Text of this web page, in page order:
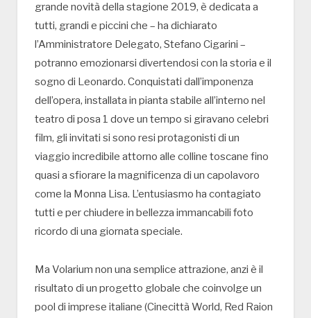
grande novità della stagione 2019, è dedicata a
tutti, grandi e piccini che – ha dichiarato
l’Amministratore Delegato, Stefano Cigarini –
potranno emozionarsi divertendosi con la storia e il
sogno di Leonardo. Conquistati dall’imponenza
dell’opera, installata in pianta stabile all’interno nel
teatro di posa 1 dove un tempo si giravano celebri
film, gli invitati si sono resi protagonisti di un
viaggio incredibile attorno alle colline toscane fino
quasi a sfiorare la magnificenza di un capolavoro
come la Monna Lisa. L’entusiasmo ha contagiato
tutti e per chiudere in bellezza immancabili foto
ricordo di una giornata speciale.
Ma Volarium non una semplice attrazione, anzi è il
risultato di un progetto globale che coinvolge un
pool di imprese italiane (Cinecittà World, Red Raion